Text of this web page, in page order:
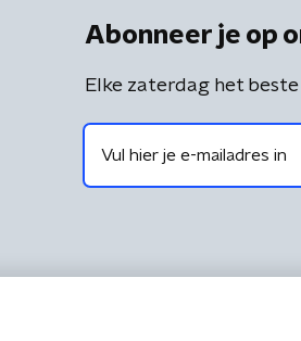
Abonneer je op
Elke zaterdag het beste